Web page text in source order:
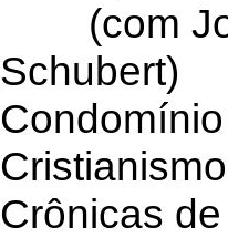
(com
Schubert)
Crônicas